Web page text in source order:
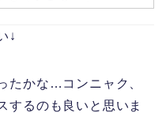
↓
たかな…コンニャク、
するのも良いと思いま